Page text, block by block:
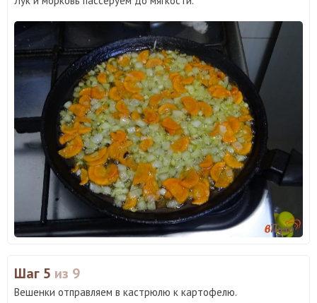
Шаг 5 из 9
Вешенки отправляем в кастрюлю к картофелю.